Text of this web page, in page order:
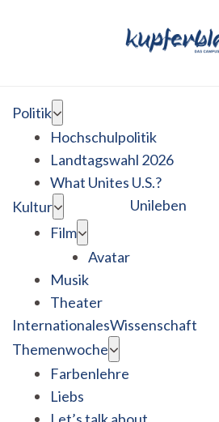
Politik
Hochschulpolitik
Landtagswahl 2026
What Unites U.S.?
Kultur
Film
Avatar
Musik
Theater
Unileben
InternationalesWissenschaft
Themenwoche
Farbenlehre
Liebs